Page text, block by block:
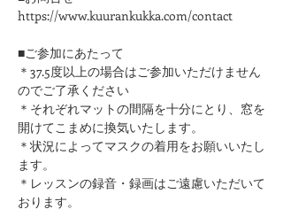
https://www.kuurankukka.com/contact
■ご参加にあたって
＊37.5度以上の場合はご参加いただけません
のでご了承ください
​＊それぞれマットの間隔を十分にとり、窓を
開けてこまめに換気いたします。
＊状況によってマスクの着用をお願いいたし
ます。
＊レッスンの録音・録画はご遠慮いただいて
おります。